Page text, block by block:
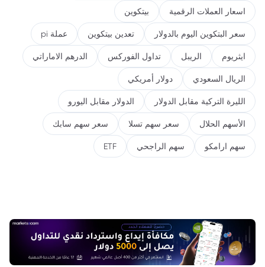
اسعار العملات الرقمية بيتكوين
سعر البتكوين اليوم بالدولار تعدين بيتكوين عملة pi
ايثريوم الريبل تداول الفوركس الدرهم الاماراتي
الريال السعودي دولار أمريكي
الليرة التركية مقابل الدولار الدولار مقابل اليورو
الأسهم الحلال سعر سهم تسلا سعر سهم سابك
سهم ارامكو سهم الراجحي ETF